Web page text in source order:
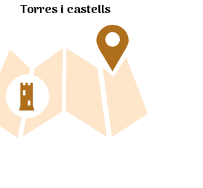
Torres i castells